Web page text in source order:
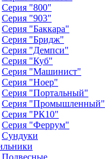
Серия "800"
Серия "903"
Серия "Баккара"
Серия "Бридж"
Серия "Демпси"
Серия "Куб"
Серия "Машинист"
Серия "Ноер"
Серия "Портальный"
Серия "Промышленный"
Серия "РК10"
Серия "Феррум"
Сундуки
Подвесные